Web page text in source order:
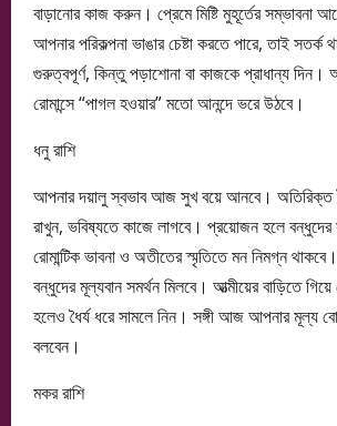
বাড়ানোর কাজ করুন। প্রেমে মিষ্টি মুহূর্তের সম্ভাবনা
আপনার পরিকল্পনা ভাঙার চেষ্টা করতে পারে, তাই সতর্ক
গুরুত্বপূর্ণ, কিন্তু পড়াশোনা বা কাজকে প্রাধান্য দিন।
রোমান্সে “পাগল হওয়ার” মতো আনন্দে ভরে উঠবে।
ধনু রাশি
আপনার দয়ালু স্বভাব আজ সুখ বয়ে আনবে। অতিরিক্ত
রাখুন, ভবিষ্যতে কাজে লাগবে। প্রয়োজন হলে বন্ধুদের
রোমান্টিক ভাবনা ও অতীতের স্মৃতিতে মন নিমগ্ন
বন্ধুদের মূল্যবান সমর্থন মিলবে। আত্মীয়ের বাড়িতে
হলেও ধৈর্য ধরে সামলে নিন। সঙ্গী আজ আপনার মূল্য
বলবেন।
মকর রাশি